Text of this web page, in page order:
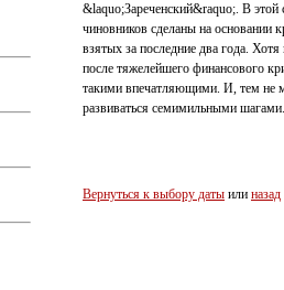
&laquo;Зареченский&raquo;. В этой
чиновников сделаны на основании
взятых за последние два года.
после тяжелейшего финансового
такими впечатляющими. И, тем не
развиваться семимильными шагами.
Вернуться к выбору даты или назад